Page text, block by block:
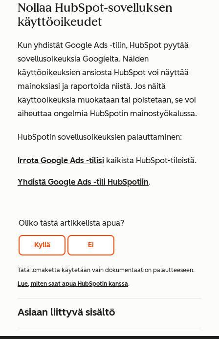
Nollaa HubSpot-sovelluksen
käyttöoikeudet
Kun yhdistät Google Ads -tilin, HubSpot pyytää
sovellusoikeuksia Googlelta. Näiden
käyttöoikeuksien ansiosta HubSpot voi näyttää
mainoksiasi ja raportoida niistä. Jos näitä
käyttöoikeuksia muokataan tai poistetaan, se voi
aiheuttaa ongelmia HubSpotin mainostyökalussa.
HubSpotin sovellusoikeuksien palauttaminen:
Irrota Google Ads -tilisi kaikista HubSpot-tileistä.
Yhdistä Google Ads -tili HubSpotiin.
Oliko tästä artikkelista apua?
Kyllä Ei
Tätä lomaketta käytetään vain dokumentaation palautteeseen.
Lue, miten saat apua HubSpotin kanssa.
Asiaan liittyvä sisältö